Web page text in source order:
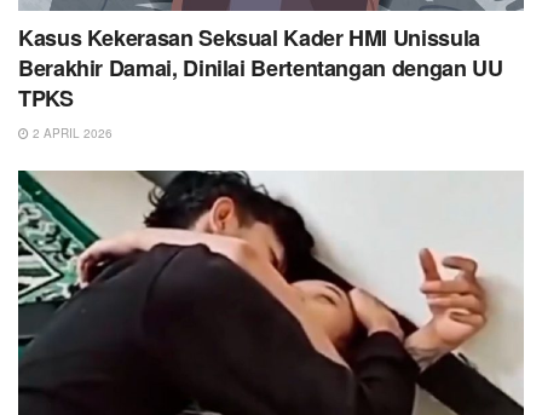
Kasus Kekerasan Seksual Kader HMI Unissula
Berakhir Damai, Dinilai Bertentangan dengan UU
TPKS
2 APRIL 2026